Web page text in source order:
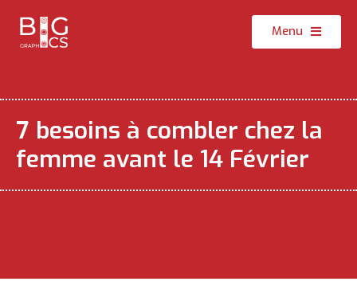
Menu
7 besoins à combler chez la
femme avant le 14 Février